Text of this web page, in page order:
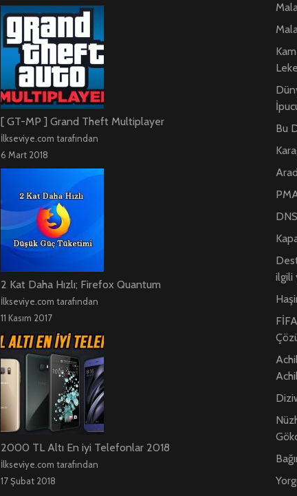
[ GT-MP ] Grand Theft Multiplayer
İlkseviye.com tarafından
6 Mart 2018
2 Kat Daha Hızlı; Firefox Quantum
İlkseviye.com tarafından
11 Kasım 2017
2000 TL Altı En iyi Telefonlar 2018
İlkseviye.com tarafından
17 Şubat 2018
Bu
ilgili